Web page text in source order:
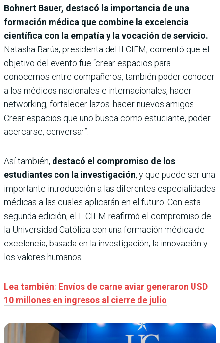
Bohnert Bauer, destacó la importancia de una
formación médica que combine la excelencia
científica con la empatía y la vocación de servicio.
Natasha Barúa, presidenta del II CIEM, comentó que el
objetivo del evento fue “crear espacios para
conocernos entre compañeros, también poder conocer
a los médicos nacionales e internacionales, hacer
networking, fortalecer lazos, hacer nuevos amigos.
Crear espacios que uno busca como estudiante, poder
acercarse, conversar”.
Así también, destacó el compromiso de los
estudiantes con la investigación, y que puede ser una
importante introducción a las diferentes especialidades
médicas a las cuales aplicarán en el futuro. Con esta
segunda edición, el II CIEM reafirmó el compromiso de
la Universidad Católica con una formación médica de
excelencia, basada en la investigación, la innovación y
los valores humanos.
Lea también: Envíos de carne aviar generaron USD
10 millones en ingresos al cierre de julio